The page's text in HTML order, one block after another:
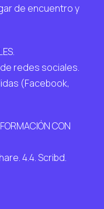
de encuentro y
redes sociales.
(Facebook,
CON
4.4. Scribd.